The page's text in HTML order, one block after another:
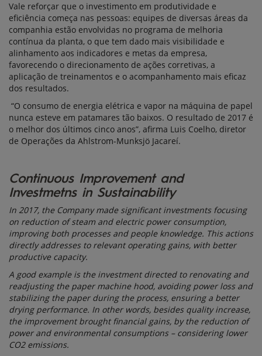
Vale reforçar que o investimento em produtividade e
eficiência começa nas pessoas: equipes de diversas áreas da
companhia estão envolvidas no programa de melhoria
contínua da planta, o que tem dado mais visibilidade e
alinhamento aos indicadores e metas da empresa,
favorecendo o direcionamento de ações corretivas, a
aplicação de treinamentos e o acompanhamento mais eficaz
dos resultados.
“O consumo de energia elétrica e vapor na máquina de papel
nunca esteve em patamares tão baixos. O resultado de 2017 é
o melhor dos últimos cinco anos”, afirma Luis Coelho, diretor
de Operações da Ahlstrom-Munksjö Jacareí.
Continuous Improvement and
Investmetns in Sustainability
In 2017, the Company made significant investments focusing
on reduction of steam and electric power consumption,
improving both processes and people knowledge. This actions
directly addresses to relevant operating gains, with better
productive capacity.
A good example is the investment directed to renovating and
readjusting the paper machine hood, avoiding power loss and
stabilizing the paper during the process, ensuring a better
drying performance. In other words, besides quality increase,
the improvement brought financial gains, by the reduction of
power and environmental consumptions – considering lower
CO2 emissions.